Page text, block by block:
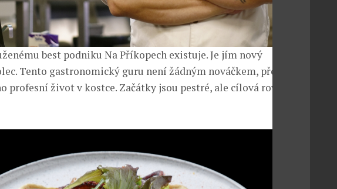
best podniku Na Příkopech existuje. Je jím nový
Tento gastronomický guru není žádným nováčkem, přesto
profesní život v kostce. Začátky jsou pestré, ale cílová rovinka